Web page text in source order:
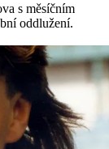
s měsíčním
oddlužení.